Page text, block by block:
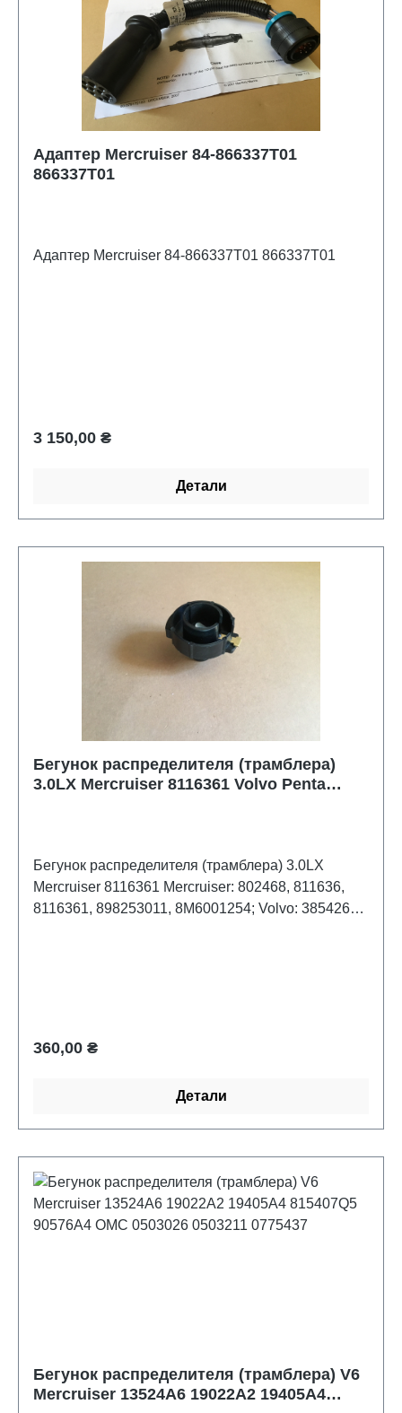
Адаптер Mercruiser 84-866337T01
866337T01
Адаптер Mercruiser 84-866337T01 866337T01
Обычная цена:
3 150,00 ₴
Детали
Бегунок распределителя (трамблера)
3.0LX Mercruiser 8116361 Volvo Penta
Бегунок распределителя (трамблера) 3.0LX
Mercruiser 8116361 Mercruiser: 802468, 811636,
8116361, 898253011, 8M6001254; Volvo: 3854261;
Обычная цена:
360,00 ₴
Детали
Бегунок распределителя (трамблера) V6
Mercruiser 13524A6 19022A2 19405A4